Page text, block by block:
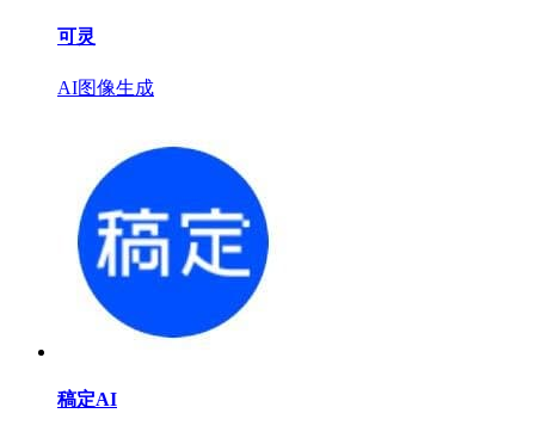
可灵
AI图像生成
稿定AI